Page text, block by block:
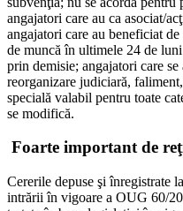
angajatori care au ca asociat/
angajatori care au beneficiat
de muncă în ultimele 24 de
prin demisie; angajatori care
reorganizare judiciară,
specială valabil pentru toate
se modifică.
Foarte important de
Cererile depuse şi înregistrate
intrării în vigoare a OUG 60/